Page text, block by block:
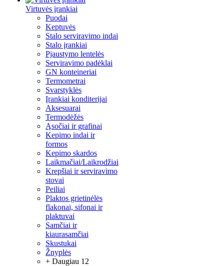
Virtuvės įrankiai
Puodai
Keptuvės
Stalo serviravimo indai
Stalo įrankiai
Pjaustymo lentelės
Serviravimo padėklai
GN konteineriai
Termometrai
Svarstyklės
Įrankiai konditerijai
Aksesuarai
Termodėžės
Ąsočiai ir grafinai
Kepimo indai ir
formos
Kepimo skardos
Laikmačiai/Laikrodžiai
Krepšiai ir serviravimo
stovai
Peiliai
Plaktos grietinėlės
flakonai, sifonai ir
plaktuvai
Samčiai ir
kiaurasamčiai
Skustukai
Žnyplės
+ Daugiau 12